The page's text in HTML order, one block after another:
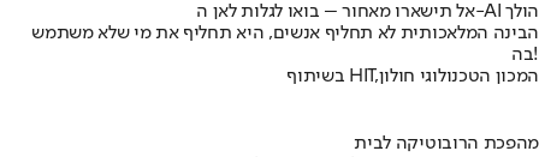
אל תישארו מאחור – בואו לגלות לאן ה-AI הולך
הבינה המלאכותית לא תחליף אנשים, היא תחליף את מי שלא משתמש
בה!
בשיתוף HIT,המכון הטכנולוגי חולון
מהפכת הרובוטיקה לבית